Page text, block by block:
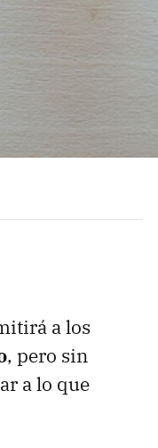
a los
, pero sin
a lo que